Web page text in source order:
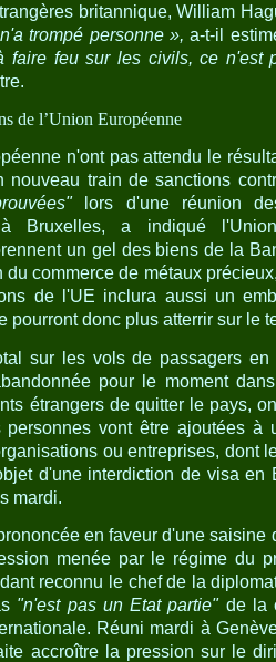
britannique, William
trompé personne », a-t-il
faire feu sur les civils, ce n'est
de l’Union Européenne
n'ont pas attendu le
nouveau train de sanctions
lors d'une réunion
à Bruxelles, a indiqué
un gel des biens de la
du commerce de métaux
de l'UE inclura aussi un
pourront donc plus atterrir sur le
sur les vols de passagers
pour le moment
étrangers de quitter le pays,
personnes vont être ajoutées à
ou entreprises, dont
d'une interdiction de visa en
mardi.
en faveur d'une
menée par le régime du
reconnu le chef de la
"n'est pas un Etat partie"de la
Réuni mardi à
accroître la pression sur le